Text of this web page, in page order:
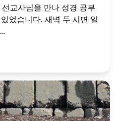
교사님을 만나 성경 공부
었습니다. 새벽 두 시면 일